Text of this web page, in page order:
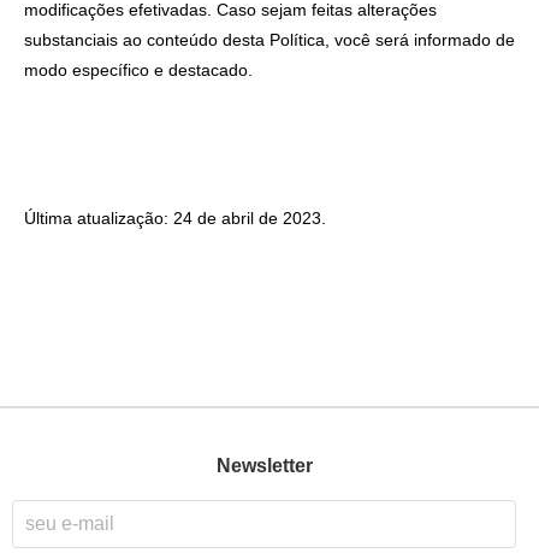
modificações efetivadas. Caso sejam feitas alterações
substanciais ao conteúdo desta Política, você será informado de
modo específico e destacado.
Última atualização: 24 de abril de 2023.
Newsletter